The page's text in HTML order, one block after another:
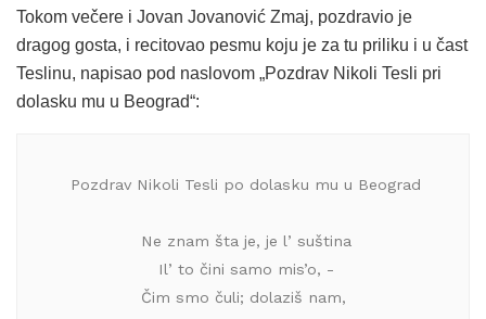
Tokom večere i Jovan Jovanović Zmaj, pozdravio je
dragog gosta, i recitovao pesmu koju je za tu priliku i u čast
Teslinu, napisao pod naslovom „Pozdrav Nikoli Tesli pri
dolasku mu u Beograd“:
Pozdrav Nikoli Tesli po dolasku mu u Beograd
Ne znam šta je, je l’ suština
Il’ to čini samo mis’o, -
Čim smo čuli; dolaziš nam,